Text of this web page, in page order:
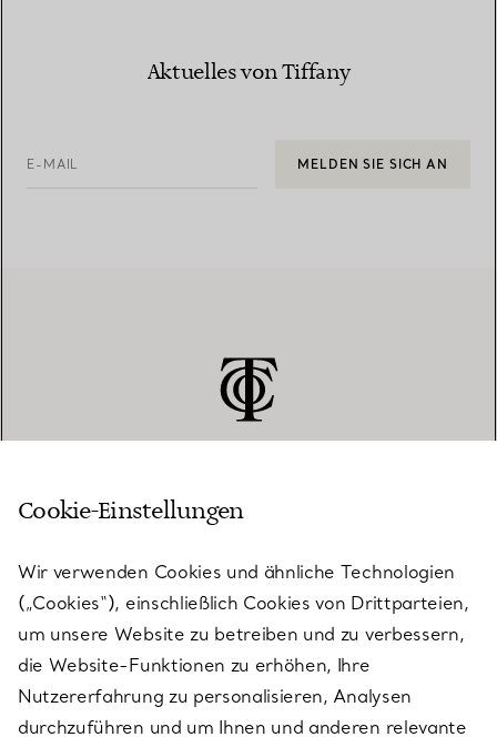
Aktuelles von Tiffany
E-MAIL MELDEN SIE SICH AN
KUNDENSERVICE
SERVICES
ÜBER TIFFANY & CO.
Cookie-Einstellungen
Wir verwenden Cookies und ähnliche Technologien
(„Cookies“), einschließlich Cookies von Drittparteien,
um unsere Website zu betreiben und zu verbessern,
die Website-Funktionen zu erhöhen, Ihre
Nutzererfahrung zu personalisieren, Analysen
durchzuführen und um Ihnen und anderen relevante